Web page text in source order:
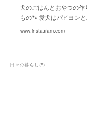
犬のごはんとおやつの
もの🐾 愛犬はパピヨン
www.instagram.com
日々の暮らし(5)